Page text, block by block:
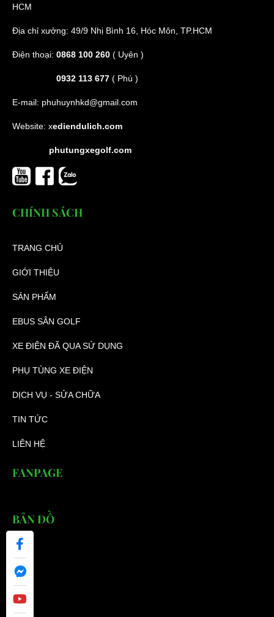
HCM
Địa chỉ xưởng: 49/9 Nhị Bình 16, Hóc Môn, TP.HCM
Điện thoại: 0868 100 260 ( Uyên )
0932 113 677 ( Phú )
E-mail: phuhuynhkd@gmail.com
Website: xediendulich.com
phutungxegolf.com
CHÍNH SÁCH
TRANG CHỦ
GIỚI THIỆU
SẢN PHẨM
EBUS SÂN GOLF
XE ĐIỆN ĐÃ QUA SỬ DỤNG
PHỤ TÙNG XE ĐIỆN
DỊCH VỤ - SỬA CHỮA
TIN TỨC
LIÊN HỆ
FANPAGE
BẢN ĐỒ